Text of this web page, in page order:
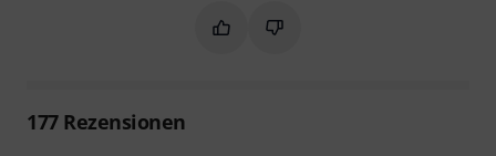
Markieren Sie diese
Markieren Sie diese
177Rezensionen